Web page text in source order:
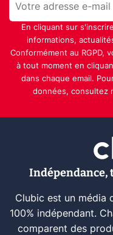
En cliquant sur
informations,
Conformément au RGPD,
à tout moment en
dans chaque email.
données, consultez
Indépendance,
Clubic est un média
100% indépendant.
comparent des